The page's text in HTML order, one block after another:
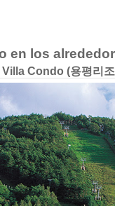
en los
Condo (용평리